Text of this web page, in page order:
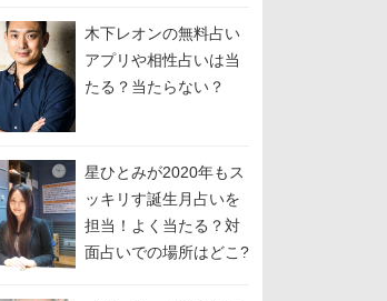
木下レオンの無料占い
アプリや相性占いは当
たる？当たらない？
星ひとみが2020年もス
ッキリす誕生月占いを
担当！よく当たる？対
面占いでの場所はどこ?